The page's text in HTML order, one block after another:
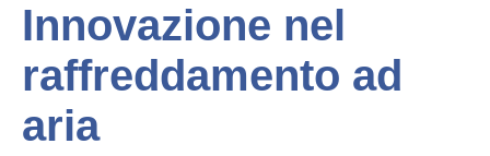
Innovazione nel
raffreddamento ad
aria